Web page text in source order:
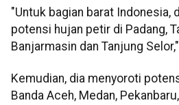
"Untuk bagian barat Indonesia,
potensi hujan petir di Padang,
Banjarmasin dan Tanjung
Kemudian, dia menyoroti
Banda Aceh, Medan,